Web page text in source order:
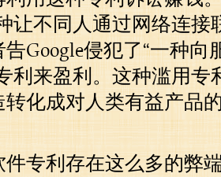
让不同人通过网络连接
Google侵犯了“一种向
利来盈利。这种滥用专
转化成对人类有益产品
件专利存在这么多的弊